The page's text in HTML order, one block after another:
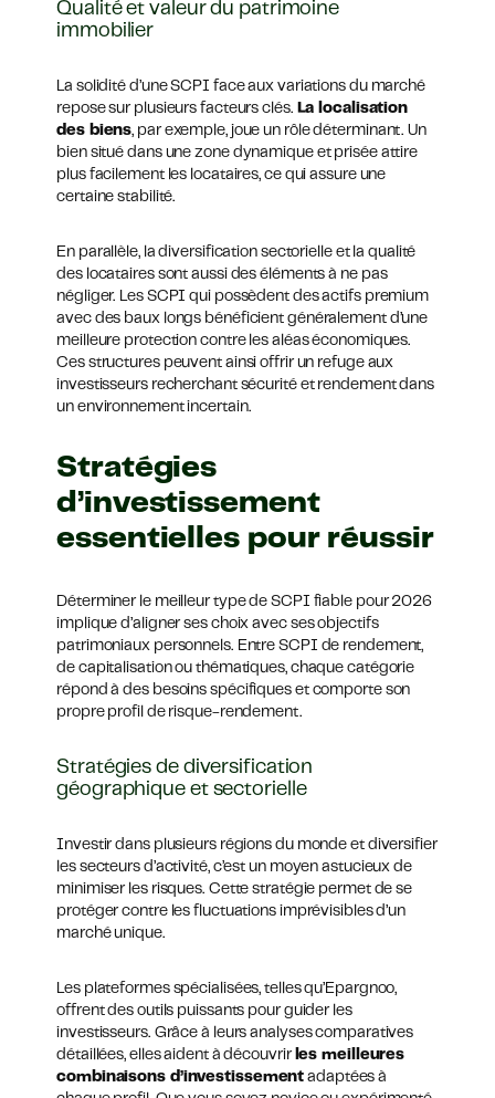
Qualité et valeur du patrimoine
immobilier
La solidité d’une SCPI face aux variations du marché
repose sur plusieurs facteurs clés. La localisation
des biens, par exemple, joue un rôle déterminant. Un
bien situé dans une zone dynamique et prisée attire
plus facilement les locataires, ce qui assure une
certaine stabilité.
En parallèle, la diversification sectorielle et la qualité
des locataires sont aussi des éléments à ne pas
négliger. Les SCPI qui possèdent des actifs premium
avec des baux longs bénéficient généralement d’une
meilleure protection contre les aléas économiques.
Ces structures peuvent ainsi offrir un refuge aux
investisseurs recherchant sécurité et rendement dans
un environnement incertain.
Stratégies
d’investissement
essentielles pour réussir
Déterminer le meilleur type de SCPI fiable pour 2026
implique d’aligner ses choix avec ses objectifs
patrimoniaux personnels. Entre SCPI de rendement,
de capitalisation ou thématiques, chaque catégorie
répond à des besoins spécifiques et comporte son
propre profil de risque-rendement.
Stratégies de diversification
géographique et sectorielle
Investir dans plusieurs régions du monde et diversifier
les secteurs d’activité, c’est un moyen astucieux de
minimiser les risques. Cette stratégie permet de se
protéger contre les fluctuations imprévisibles d’un
marché unique.
Les plateformes spécialisées, telles qu’Epargnoo,
offrent des outils puissants pour guider les
investisseurs. Grâce à leurs analyses comparatives
détaillées, elles aident à découvrir les meilleures
combinaisons d’investissement adaptées à